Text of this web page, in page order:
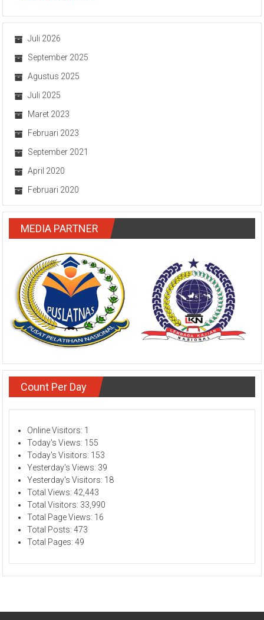
SIMPEGNAS) 2025
Juli 2026
September 2025
Agustus 2025
Juli 2025
Maret 2023
Februari 2023
September 2021
April 2020
Februari 2020
MEDIA PARTNER
Count Per Day
Online Visitors:1
Today's Views:155
Today's Visitors:153
Yesterday's Views:39
Yesterday's Visitors:18
Total Views:42,443
Total Visitors:33,990
Total Page Views:
Total Pages:49